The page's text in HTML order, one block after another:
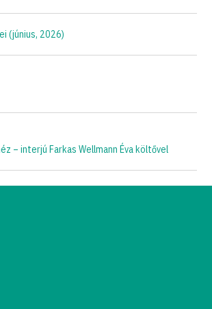
(június, 2026)
– interjú Farkas Wellmann Éva költővel